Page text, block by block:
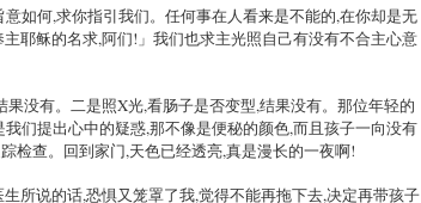
如何,求你指引我们。任何事在人看来是不能的,在你却是无
耶稣的名求,阿们!」我们也求主光照自己有没有不合主心意
没有。二是照X光,看肠子是否变型,结果没有。那位年轻的
们提出心中的疑惑,那不像是便秘的颜色,而且孩子一向没有
检查。回到家门,天色已经透亮,真是漫长的一夜啊!
所说的话,恐惧又笼罩了我,觉得不能再拖下去,决定再带孩子